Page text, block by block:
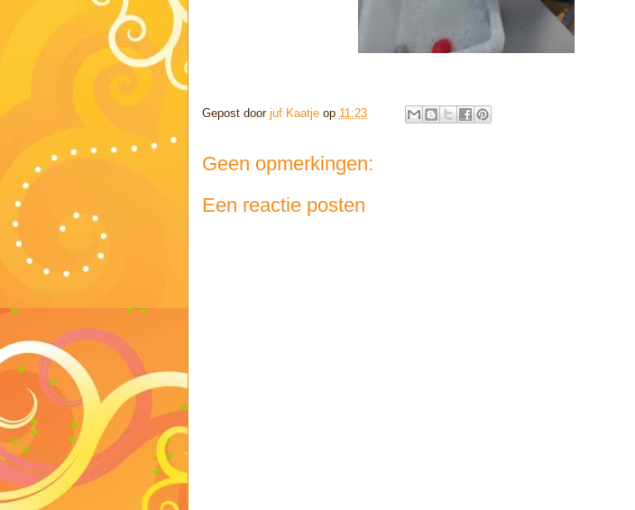
Gepost door juf Kaatje op 11:23
Geen opmerkingen:
Een reactie posten